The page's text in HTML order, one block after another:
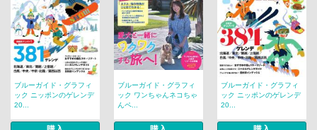
ブルーガイド・グラフィ
ック ニッポンのゲレンデ
20...
ブルーガイド・グラフィ
ック ワンちゃんネコちゃ
んペ...
ブルーガイド・グラフィ
ック ニッポンのゲレンデ
20...